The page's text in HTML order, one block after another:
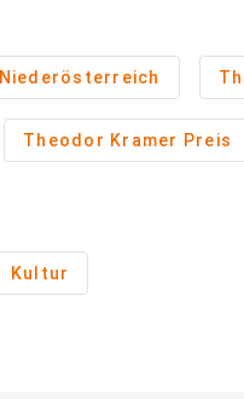
Niederösterreich
Theodor Kramer Preis
Kultur